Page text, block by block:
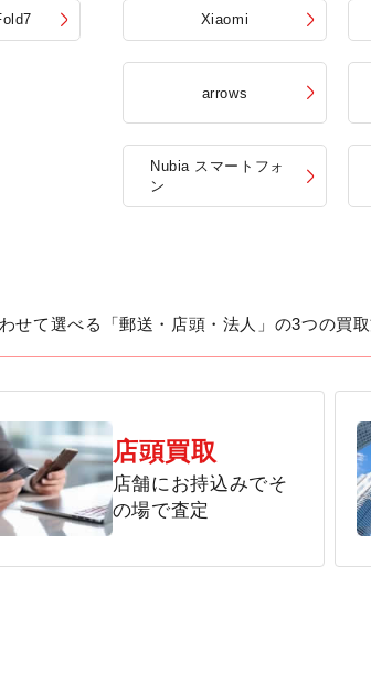
Xiaomi
arrows
Nubia スマートフォ
ン
せて選べる「郵送・店頭・法人」の3つの買
店頭買取
店舗にお持込みでそ
の場で査定